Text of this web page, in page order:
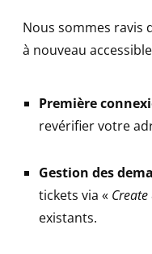
Nous sommes ravis
à nouveau
Première
revérifier votre
Gestion des
tickets via « Create
existants.